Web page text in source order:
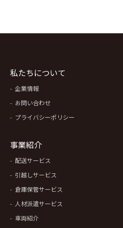
私たちについて
企業情報
お問い合わせ
プライバシーポリシー
事業紹介
配送サービス
引越しサービス
倉庫保管サービス
人材派遣サービス
車両紹介